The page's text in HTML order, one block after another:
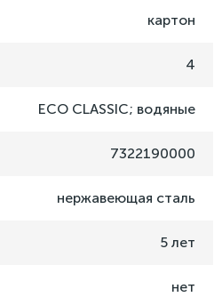
картон
4
ECO CLASSIC; водяные
7322190000
нержавеющая сталь
5 лет
нет